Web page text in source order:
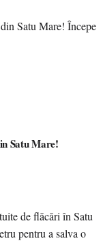
Satu Mare!